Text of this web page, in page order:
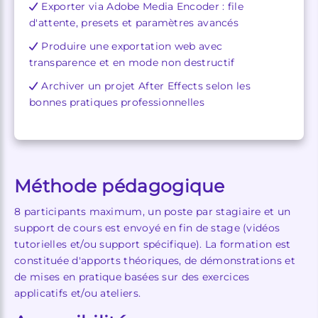
Exporter via Adobe Media Encoder : file
d'attente, presets et paramètres avancés
Produire une exportation web avec
transparence et en mode non destructif
Archiver un projet After Effects selon les
bonnes pratiques professionnelles
Méthode pédagogique
8 participants maximum, un poste par stagiaire et un
support de cours est envoyé en fin de stage (vidéos
tutorielles et/ou support spécifique). La formation est
constituée d'apports théoriques, de démonstrations et
de mises en pratique basées sur des exercices
applicatifs et/ou ateliers.